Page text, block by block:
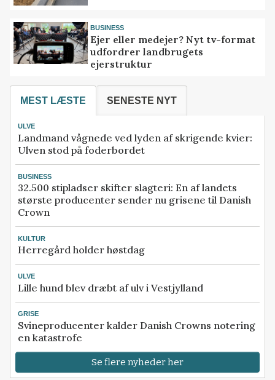
BUSINESS
Ejer eller medejer? Nyt tv-format
udfordrer landbrugets
ejerstruktur
MEST LÆSTE SENESTE NYT
ULVE
Landmand vågnede ved lyden af skrigende kvier:
Ulven stod på foderbordet
BUSINESS
32.500 stipladser skifter slagteri: En af landets
største producenter sender nu grisene til Danish
Crown
KULTUR
Herregård holder høstdag
ULVE
Lille hund blev dræbt af ulv i Vestjylland
GRISE
Svineproducenter kalder Danish Crowns notering
en katastrofe
Se flere nyheder her